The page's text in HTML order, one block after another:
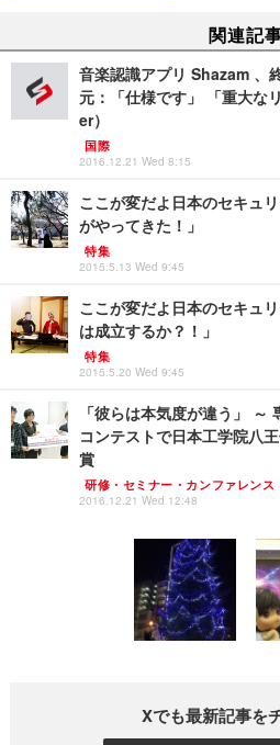
関連記
音楽認識アプリ Shazam 、
元：「仕様です」 「重大な
er）
国際
2016.12.21 Wed 8:15
ここが変だよ日本のセキュ
がやってきた！」
特集
2015.5.13 Wed 9:45
ここが変だよ日本のセキュ
は成立するか？！」
特集
2015.5.20 Wed 9:45
「彼らは本気度が違う」
コンテストで日本工学院八
賞
研修・セミナー・カンファレンス
2016.12.21 Wed 12:48
Xでも最新記事を